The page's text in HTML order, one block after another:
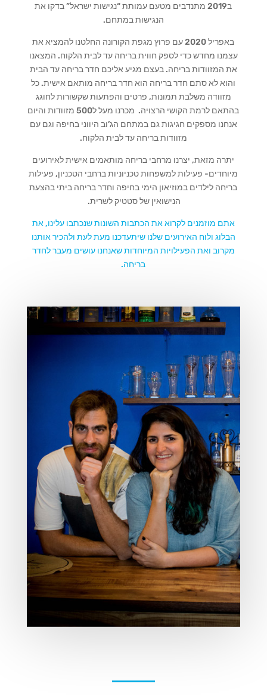
ב2019 מתנדבים מטעם עמותת “נגישות ישראל” בדקו את
הנגישות במתחם.
באפריל 2020 עם פרוץ מגפת הקורונה החלטנו להמציא את
עצמנו מחדש כדי לספק חווית בריחה עד לבית הלקוח. המצאנו
את המזוודות בריחה. בעצם מגיע אליכם חדר בריחה עד הבית
והוא לא סתם חדר בריחה הוא חדר בריחה מותאם אישית. כל
מזוודה משלבת תמונות, פרטים והפתעות שקשורות לחוגג
בהתאם לרמת הקושי הרצויה. מכרנו מעל ל500 מזוודות והיום
אנחנו מספקים חגיגות גם במתחם הג’וב היווני בחיפה וגם עם
מזוודות בריחה עד לבית הלקוח.
יתרה מזאת, יצרנו מרחבי בריחה מותאמים אישית לאירועים
מיוחדים- פעילות למשפחות טכניוניות ברחבי הטכניון, פעילות
בריחה לילדים במוזיאון הימי בחיפה וחדר בריחה ביתי בהצעת
הנישואין של סטטיק לשרית.
אתם מוזמנים לקרוא את הכתבות השונות שנכתבו עלינו, את
הבלוג ולוח האירועים שלנו שיתעדכנו מעת לעת ולהכיר אותנו
מקרוב ואת הפעילויות המיוחדות שאנחנו עושים מעבר לחדר
בריחה.